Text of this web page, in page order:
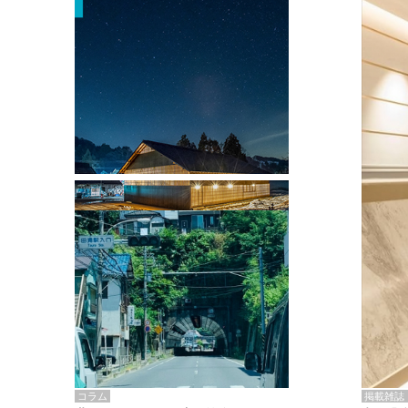
掲載雑誌
掲載雑誌・書籍
『街歩き研修「アールデコとモダニズ
ム、和風バロック」』のレポート記事が
掲載
コラム